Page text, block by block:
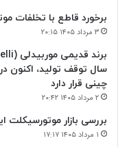
برخورد قاطع با تخلفات
۳ مرداد ۱۴۰۵ ۲۰:۱۵
سال توقف تولید، اکنون
چینی قرار دارد
۲ مرداد ۱۴۰۵ ۲۰:۴۲
بررسی بازار موتورسیکلت
۱ مرداد ۱۴۰۵ ۱۷:۱۷